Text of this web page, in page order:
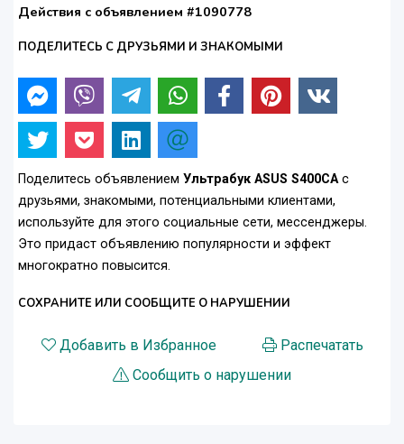
Действия с объявлением #1090778
ПОДЕЛИТЕСЬ С ДРУЗЬЯМИ И ЗНАКОМЫМИ
Поделитесь объявлением Ультрабук ASUS S400CAс
друзьями, знакомыми, потенциальными клиентами,
используйте для этого социальные сети, мессенджеры.
Это придаст объявлению популярности и эффект
многократно повысится.
СОХРАНИТЕ ИЛИ СООБЩИТЕ О НАРУШЕНИИ
Добавить в Избранное
Распечатать
Сообщить о нарушении